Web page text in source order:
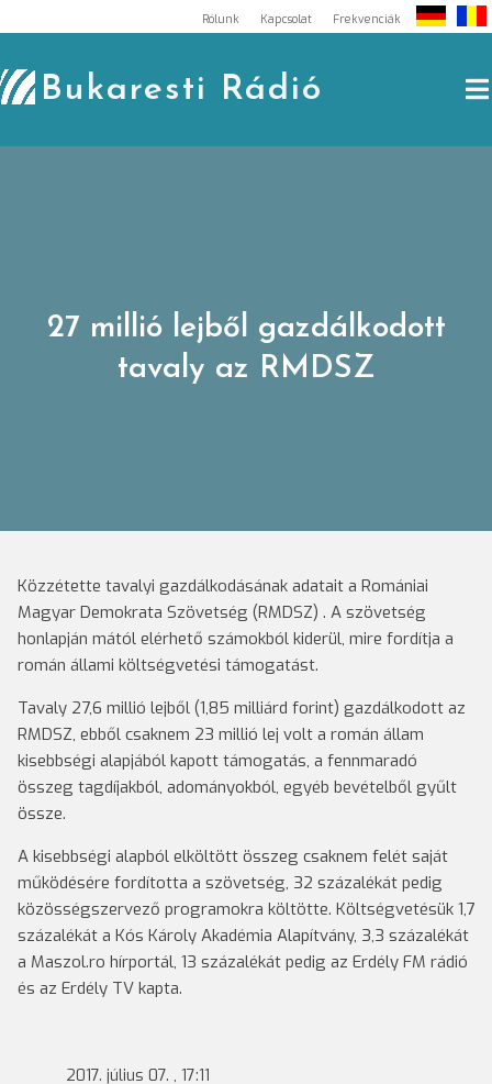
to
content
Rólunk Kapcsolat Frekvenciák
Bukaresti Rádió
27 millió lejből gazdálkodott
tavaly az RMDSZ
Közzétette tavalyi gazdálkodásának adatait a Romániai
Magyar Demokrata Szövetség (RMDSZ) . A szövetség
honlapján mától elérhető számokból kiderül, mire fordítja a
román állami költségvetési támogatást.
Tavaly 27,6 millió lejből (1,85 milliárd forint) gazdálkodott az
RMDSZ, ebből csaknem 23 millió lej volt a román állam
kisebbségi alapjából kapott támogatás, a fennmaradó
összeg tagdíjakból, adományokból, egyéb bevételből gyűlt
össze.
A kisebbségi alapból elköltött összeg csaknem felét saját
működésére fordította a szövetség, 32 százalékát pedig
közösségszervező programokra költötte. Költségvetésük 1,7
százalékát a Kós Károly Akadémia Alapítvány, 3,3 százalékát
a Maszol.ro hírportál, 13 százalékát pedig az Erdély FM rádió
és az Erdély TV kapta.
2017. július 07. , 17:11